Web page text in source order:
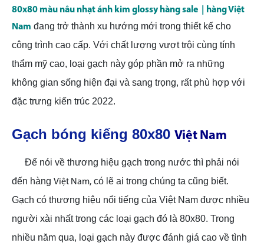
80x80 màu nâu nhạt ánh kim glossy hàng sale
| hàng Việt
Nam đang trở thành xu hướng mới trong thiết kế cho
công trình cao cấp. Với chất lượng vượt trội cùng tính
thẩm mỹ cao, loại gạch này góp phần mở ra những
không gian sống hiện đại và sang trọng, rất phù hợp với
đặc trưng kiến trúc 2022.
Gạch bóng kiếng 80x80 Việt Nam
Để nói về thương hiệu gạch trong nước thì phải nói
đến hàng Việt Nam, có lẽ ai trong chúng ta cũng biết.
Gạch có thương hiệu nổi tiếng của Việt Nam được nhiều
người xài nhất trong các loại gạch đó là 80x80. Trong
nhiều năm qua, loại gạch này được đánh giá cao về tình